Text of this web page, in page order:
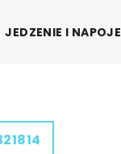
JEDZENIE I NAPOJE